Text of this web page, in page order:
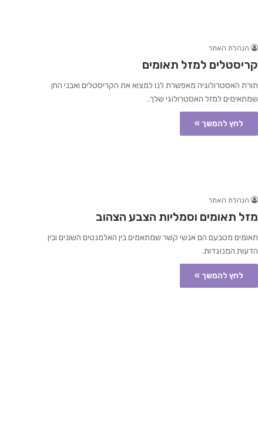
הנהלת האתר
קריסטלים למזל תאומים
תורת האסטרולוגיה מאפשרת לנו למצוא את הקריסטלים ואבני החן
שמתאימים למזל האסטרולוגי שלך.
לחץ להמשך »
הנהלת האתר
מזל תאומים וסמליות הצבע הצהוב
תאומים מטבעם הם אנשי קשר שמתאמים בין האלמנטים השונים ובין
הדעות המנוגדות.
לחץ להמשך »